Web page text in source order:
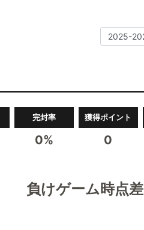
完封率
0%
獲得ポイント
0
負けゲーム時点差